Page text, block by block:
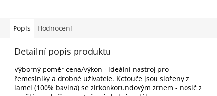
Popis Hodnocení
Detailní popis produktu
Výborný poměr cena/výkon - ideální nástroj pro
řemeslníky a drobné uživatele. Kotouče jsou složeny z
lamel (100% bavlna) se zirkonkorundovým zrnem - nosič z